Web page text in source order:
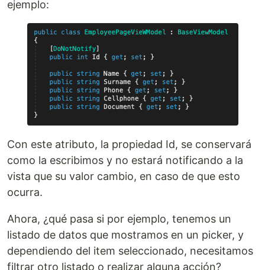
ejemplo:
Con este atributo, la propiedad Id, se conservará
como la escribimos y no estará notificando a la
vista que su valor cambio, en caso de que esto
ocurra.
Ahora, ¿qué pasa si por ejemplo, tenemos un
listado de datos que mostramos en un picker, y
dependiendo del item seleccionado, necesitamos
filtrar otro listado o realizar alguna acción?